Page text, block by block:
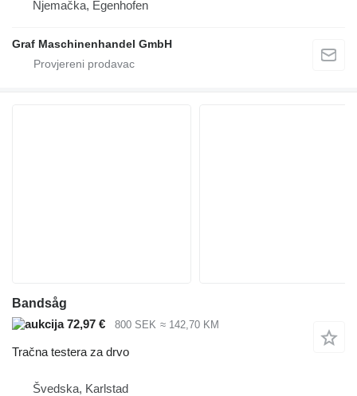
Njemačka, Egenhofen
Graf Maschinenhandel GmbH
Bandsåg
72,97 €
800 SEK ≈ 142,70 KM
Tračna testera za drvo
Švedska, Karlstad